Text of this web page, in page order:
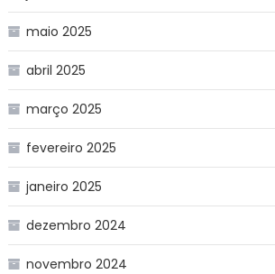
maio 2025
abril 2025
março 2025
fevereiro 2025
janeiro 2025
dezembro 2024
novembro 2024